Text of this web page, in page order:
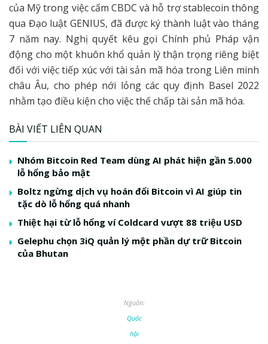
của Mỹ trong việc cấm CBDC và hỗ trợ stablecoin thông
qua Đạo luật GENIUS, đã được ký thành luật vào tháng
7 năm nay. Nghị quyết kêu gọi Chính phủ Pháp vận
động cho một khuôn khổ quản lý thận trọng riêng biệt
đối với việc tiếp xúc với tài sản mã hóa trong Liên minh
châu Âu, cho phép nới lỏng các quy định Basel 2022
nhằm tạo điều kiện cho việc thế chấp tài sản mã hóa.
BÀI VIẾT LIÊN QUAN
Nhóm Bitcoin Red Team dùng AI phát hiện gần 5.000
lỗ hổng bảo mật
Boltz ngừng dịch vụ hoán đổi Bitcoin vì AI giúp tin
tặc dò lỗ hổng quá nhanh
Thiệt hại từ lỗ hổng ví Coldcard vượt 88 triệu USD
Gelephu chọn 3iQ quản lý một phần dự trữ Bitcoin
của Bhutan
Nguồn:
Quốc
hội